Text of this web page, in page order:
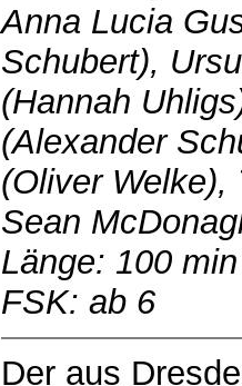
Anna Lucia
Schubert),
(Hannah
(Alexander
(Oliver Welke),
Sean
Länge: 100 min
FSK: ab 6
Der aus